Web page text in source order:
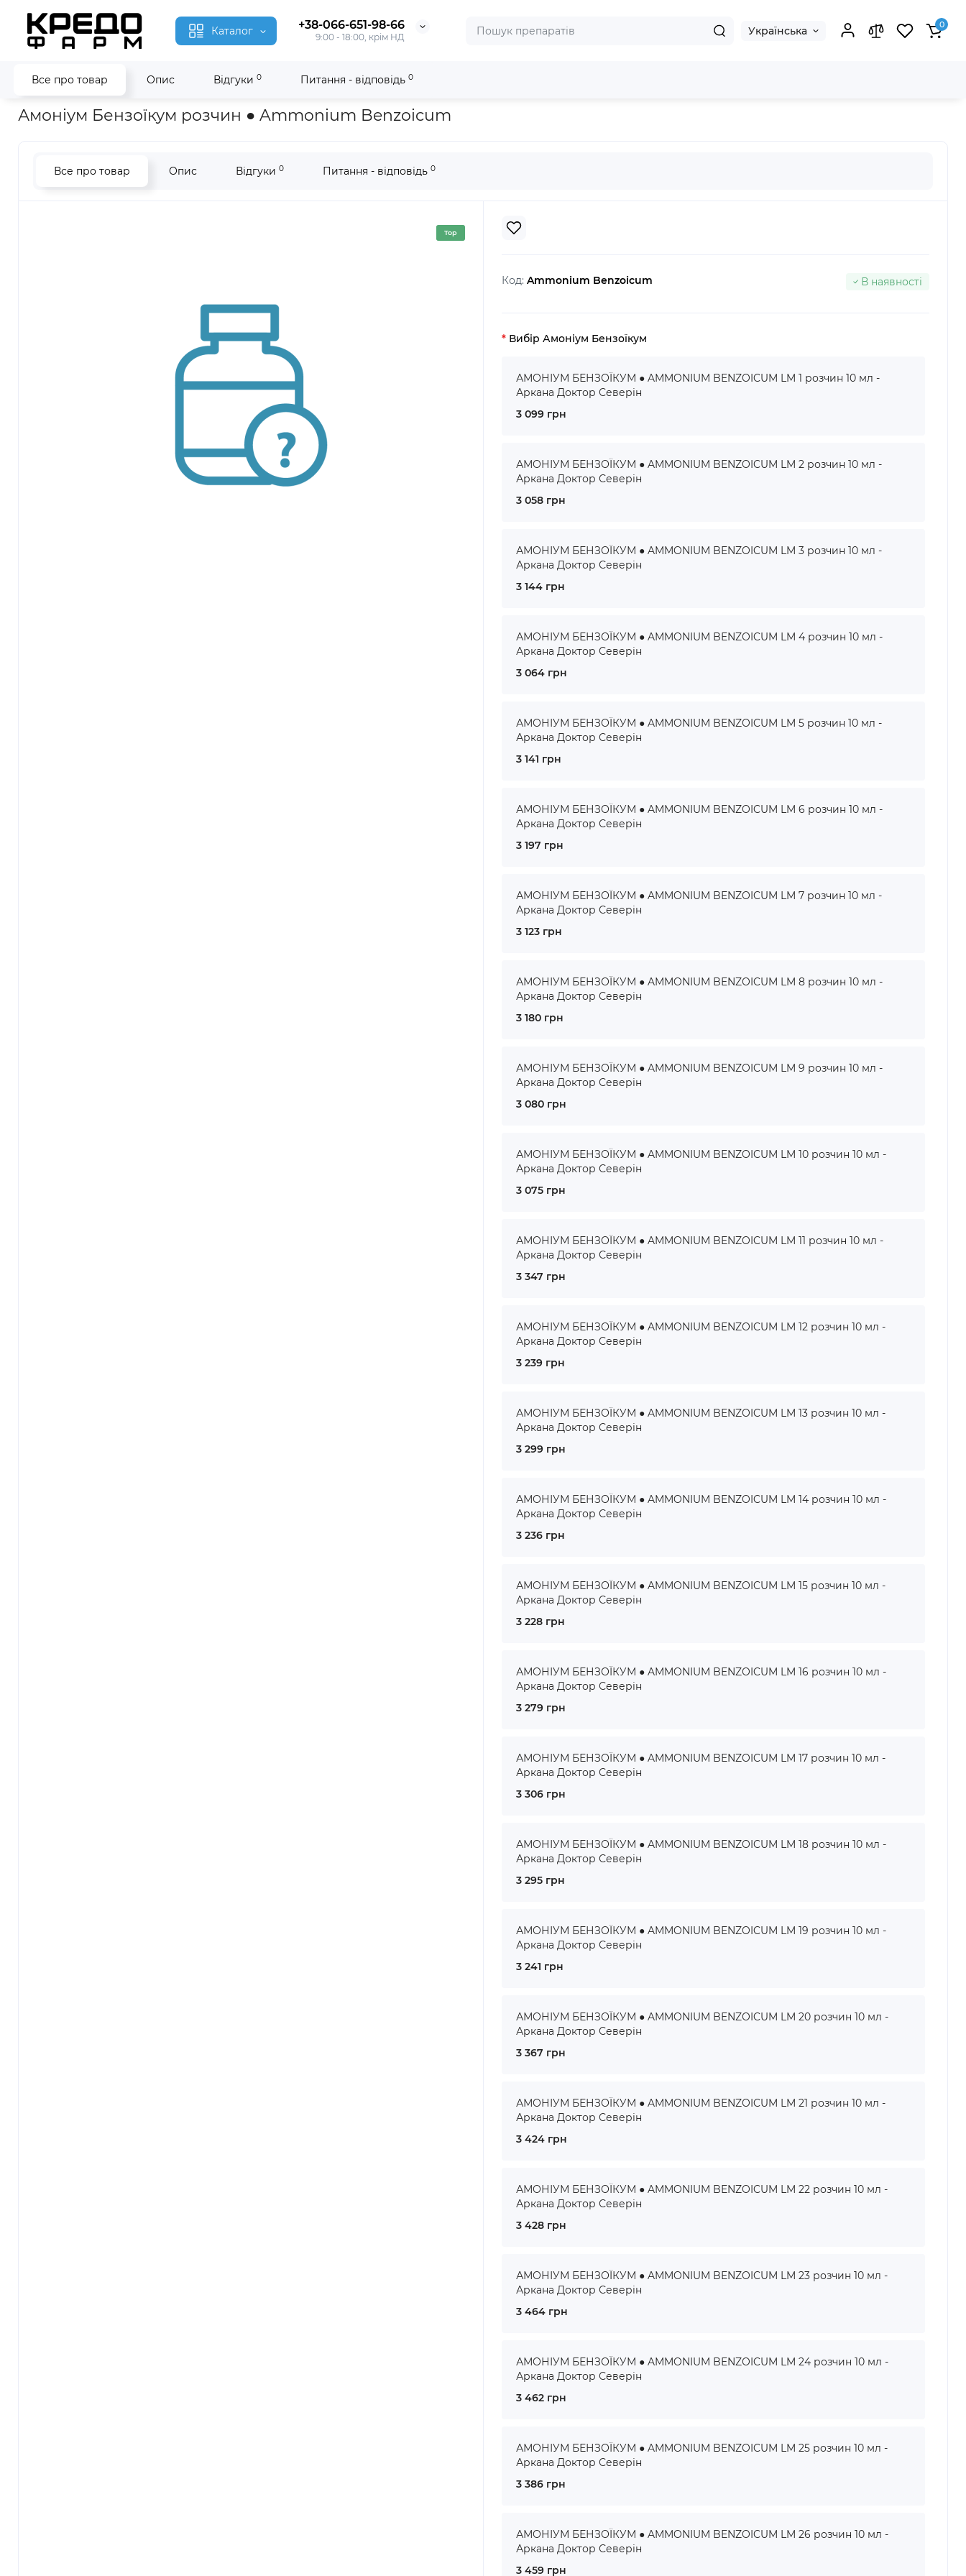
Каталог +38-066-651-98-66
9:00 - 18:00, крім НД Українська 0
Все про товар Опис Відгуки 0 Питання - відповідь 0
Головна Гомеопатія Амоніум Бензоїкум ● Ammonium Benzoicum
Амоніум Бензоїкум розчин ● Ammonium Benzoicum
Все про товар Опис Відгуки 0 Питання - відповідь 0
Top
Код: Ammonium Benzoicum В наявності
Вибір Амоніум Бензоїкум
АМОНІУМ БЕНЗОЇКУМ ● AMMONIUM BENZOICUM LM 1 розчин 10 мл -
Аркана Доктор Северін
3 099 грн
АМОНІУМ БЕНЗОЇКУМ ● AMMONIUM BENZOICUM LM 2 розчин 10 мл -
Аркана Доктор Северін
3 058 грн
АМОНІУМ БЕНЗОЇКУМ ● AMMONIUM BENZOICUM LM 3 розчин 10 мл -
Аркана Доктор Северін
3 144 грн
АМОНІУМ БЕНЗОЇКУМ ● AMMONIUM BENZOICUM LM 4 розчин 10 мл -
Аркана Доктор Северін
3 064 грн
АМОНІУМ БЕНЗОЇКУМ ● AMMONIUM BENZOICUM LM 5 розчин 10 мл -
Аркана Доктор Северін
3 141 грн
АМОНІУМ БЕНЗОЇКУМ ● AMMONIUM BENZOICUM LM 6 розчин 10 мл -
Аркана Доктор Северін
3 197 грн
АМОНІУМ БЕНЗОЇКУМ ● AMMONIUM BENZOICUM LM 7 розчин 10 мл -
Аркана Доктор Северін
3 123 грн
АМОНІУМ БЕНЗОЇКУМ ● AMMONIUM BENZOICUM LM 8 розчин 10 мл -
Аркана Доктор Северін
3 180 грн
АМОНІУМ БЕНЗОЇКУМ ● AMMONIUM BENZOICUM LM 9 розчин 10 мл -
Аркана Доктор Северін
3 080 грн
АМОНІУМ БЕНЗОЇКУМ ● AMMONIUM BENZOICUM LM 10 розчин 10 мл -
Аркана Доктор Северін
3 075 грн
АМОНІУМ БЕНЗОЇКУМ ● AMMONIUM BENZOICUM LM 11 розчин 10 мл -
Аркана Доктор Северін
3 347 грн
АМОНІУМ БЕНЗОЇКУМ ● AMMONIUM BENZOICUM LM 12 розчин 10 мл -
Аркана Доктор Северін
3 239 грн
АМОНІУМ БЕНЗОЇКУМ ● AMMONIUM BENZOICUM LM 13 розчин 10 мл -
Аркана Доктор Северін
3 299 грн
АМОНІУМ БЕНЗОЇКУМ ● AMMONIUM BENZOICUM LM 14 розчин 10 мл -
Аркана Доктор Северін
3 236 грн
АМОНІУМ БЕНЗОЇКУМ ● AMMONIUM BENZOICUM LM 15 розчин 10 мл -
Аркана Доктор Северін
3 228 грн
АМОНІУМ БЕНЗОЇКУМ ● AMMONIUM BENZOICUM LM 16 розчин 10 мл -
Аркана Доктор Северін
3 279 грн
АМОНІУМ БЕНЗОЇКУМ ● AMMONIUM BENZOICUM LM 17 розчин 10 мл -
Аркана Доктор Северін
3 306 грн
АМОНІУМ БЕНЗОЇКУМ ● AMMONIUM BENZOICUM LM 18 розчин 10 мл -
Аркана Доктор Северін
3 295 грн
АМОНІУМ БЕНЗОЇКУМ ● AMMONIUM BENZOICUM LM 19 розчин 10 мл -
Аркана Доктор Северін
3 241 грн
АМОНІУМ БЕНЗОЇКУМ ● AMMONIUM BENZOICUM LM 20 розчин 10 мл -
Аркана Доктор Северін
3 367 грн
АМОНІУМ БЕНЗОЇКУМ ● AMMONIUM BENZOICUM LM 21 розчин 10 мл -
Аркана Доктор Северін
3 424 грн
АМОНІУМ БЕНЗОЇКУМ ● AMMONIUM BENZOICUM LM 22 розчин 10 мл -
Аркана Доктор Северін
3 428 грн
АМОНІУМ БЕНЗОЇКУМ ● AMMONIUM BENZOICUM LM 23 розчин 10 мл -
Аркана Доктор Северін
3 464 грн
АМОНІУМ БЕНЗОЇКУМ ● AMMONIUM BENZOICUM LM 24 розчин 10 мл -
Аркана Доктор Северін
3 462 грн
АМОНІУМ БЕНЗОЇКУМ ● AMMONIUM BENZOICUM LM 25 розчин 10 мл -
Аркана Доктор Северін
3 386 грн
АМОНІУМ БЕНЗОЇКУМ ● AMMONIUM BENZOICUM LM 26 розчин 10 мл -
Аркана Доктор Северін
3 459 грн